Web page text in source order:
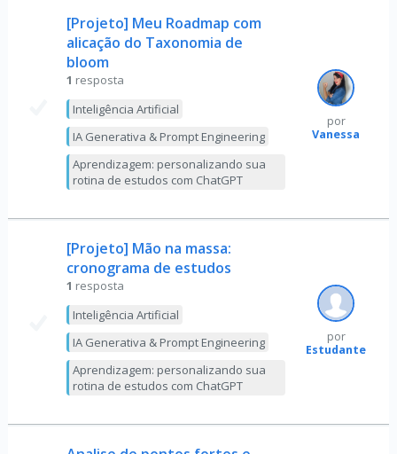
[Projeto] Meu Roadmap com
alicação do Taxonomia de
bloom
1 resposta
Inteligência Artificial
IA Generativa & Prompt Engineering
Aprendizagem: personalizando sua
rotina de estudos com ChatGPT
por
Vanessa
[Projeto] Mão na massa:
cronograma de estudos
1 resposta
Inteligência Artificial
IA Generativa & Prompt Engineering
Aprendizagem: personalizando sua
rotina de estudos com ChatGPT
por
Estudante